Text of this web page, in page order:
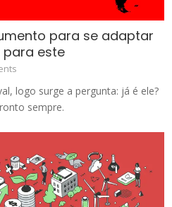
para se adaptar
este
logo surge a pergunta: já é ele?
sempre.